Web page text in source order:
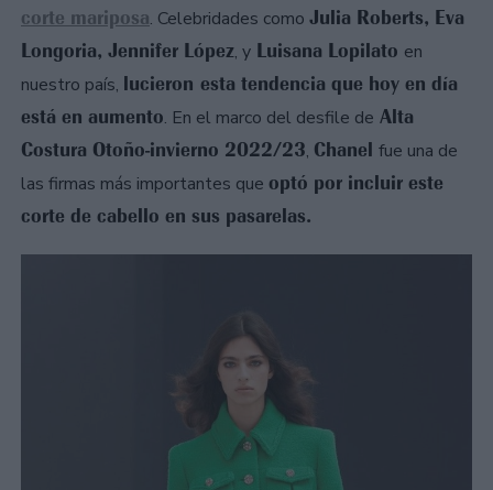
corte mariposa. Celebridades como Julia Roberts, Eva
Longoria, Jennifer López, y Luisana Lopilato en
nuestro país, lucieron esta tendencia que hoy en día
está en aumento. En el marco del desfile de Alta
Costura Otoño-invierno 2022/23, Chanel fue una de
las firmas más importantes que optó por incluir este
corte de cabello en sus pasarelas.